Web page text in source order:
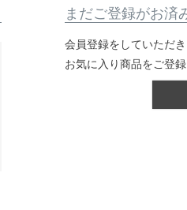
まだご登録がお済
会員登録をしていただ
お気に入り商品をご登